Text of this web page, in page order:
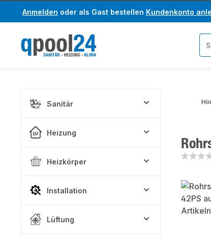
Hauptinhalt springen
Zur Suche springen
Anmelden oder als Gast bestellen Kundenkonto
Sanitär
Heizung
Heizkörper
Installation
Lüftung